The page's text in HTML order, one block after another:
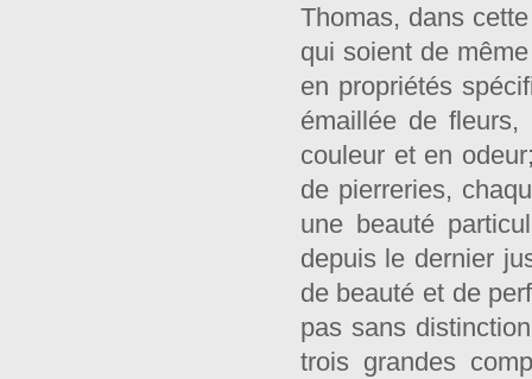
Thomas, dans
qui soient de
en propriétés
émaillée de
couleur et en
de pierreries,
une beauté
depuis le dernier
de beauté et de
pas sans
trois grandes